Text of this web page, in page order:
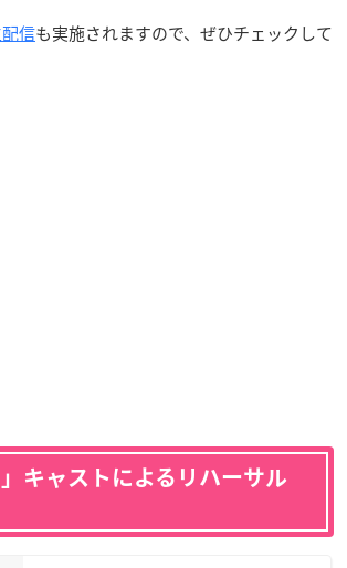
配信も実施されますので、ぜひチェックして
」キャストによるリハーサル